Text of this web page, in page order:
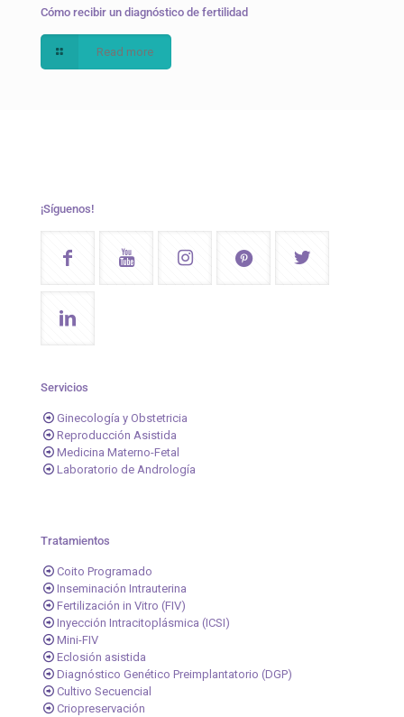
Cómo recibir un diagnóstico de fertilidad
Read more
¡Síguenos!
Servicios
Ginecología y Obstetricia
Reproducción Asistida
Medicina Materno-Fetal
Laboratorio de Andrología
Tratamientos
Coito Programado
Inseminación Intrauterina
Fertilización in Vitro (FIV)
Inyección Intracitoplásmica (ICSI)
Mini-FIV
Eclosión asistida
Diagnóstico Genético Preimplantatorio (DGP)
Cultivo Secuencial
Criopreservación